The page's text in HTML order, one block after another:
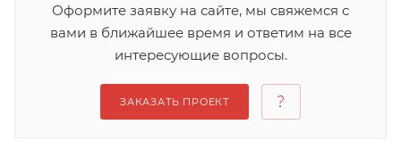
Оформите заявку на сайте, мы свяжемся с
вами в ближайшее время и ответим на все
интересующие вопросы.
ЗАКАЗАТЬ ПРОЕКТ